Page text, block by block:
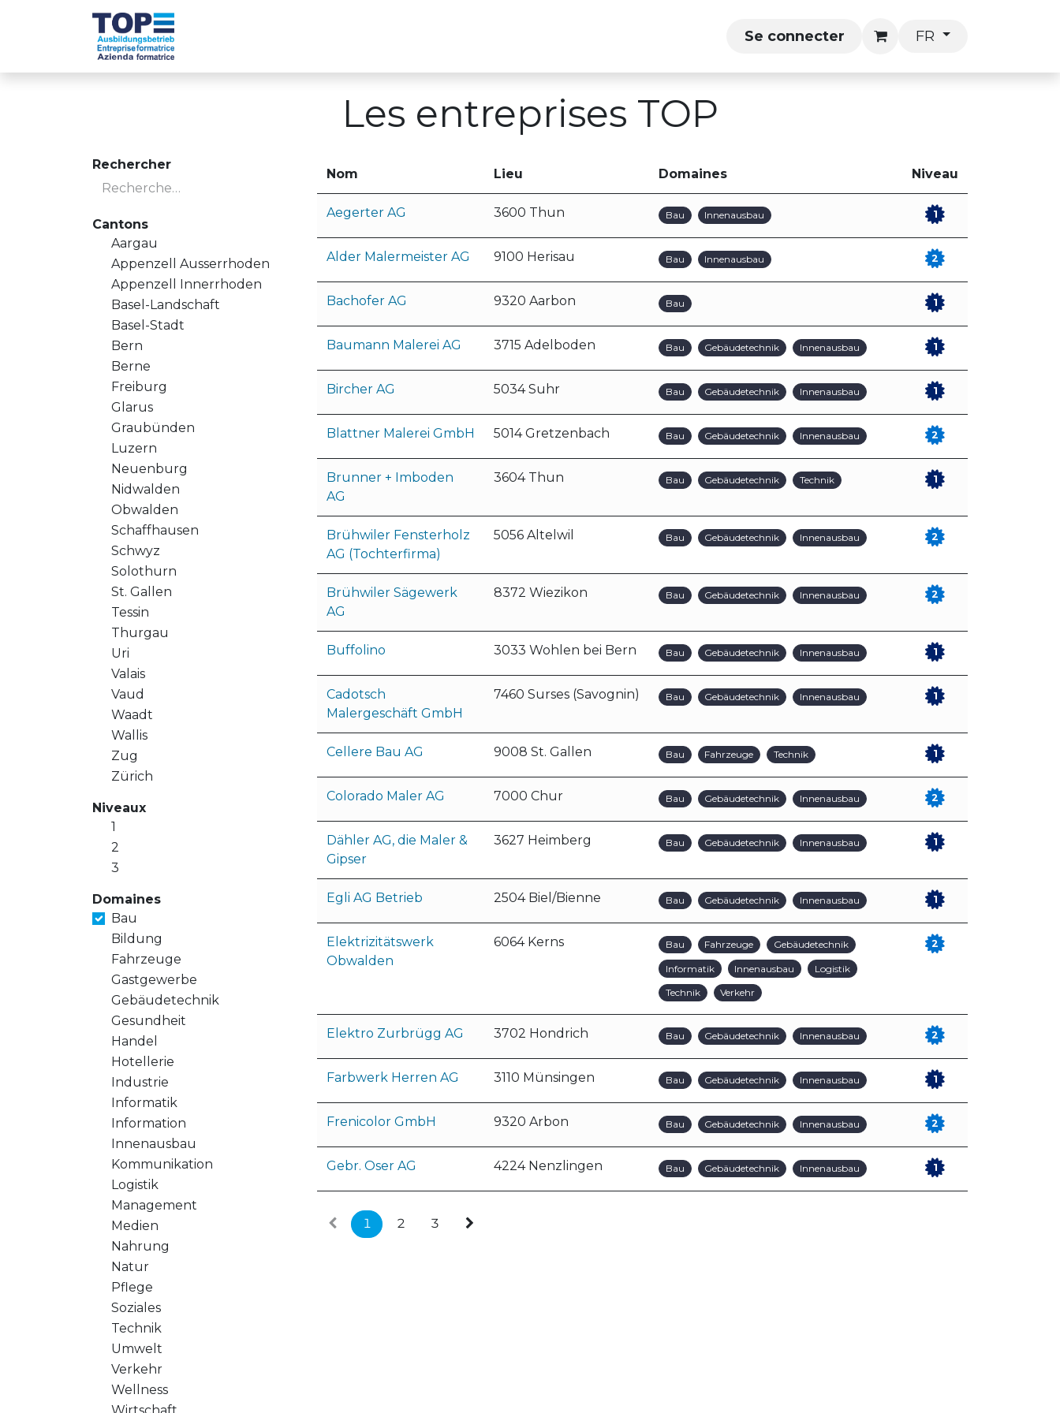
Les entreprises TOP Se connecter FR
Les entreprises TOP
Rechercher
Cantons
Aargau
Appenzell Ausserrhoden
Appenzell Innerrhoden
Basel-Landschaft
Basel-Stadt
Bern
Berne
Freiburg
Glarus
Graubünden
Luzern
Neuenburg
Nidwalden
Obwalden
Schaffhausen
Schwyz
Solothurn
St. Gallen
Tessin
Thurgau
Uri
Valais
Vaud
Waadt
Wallis
Zug
Zürich
Niveaux
1
2
3
Domaines
Bau
Bildung
Fahrzeuge
Gastgewerbe
Gebäudetechnik
Gesundheit
Handel
Hotellerie
Industrie
Informatik
Information
Innenausbau
Kommunikation
Logistik
Management
Medien
Nahrung
Natur
Pflege
Soziales
Technik
Umwelt
Verkehr
Wellness
Nom Lieu Domaines Niveau
Aegerter AG 3600 Thun Bau Innenausbau 1
Alder Malermeister AG 9100 Herisau Bau Innenausbau 2
Bachofer AG 9320 Aarbon Bau 1
Baumann Malerei AG 3715 Adelboden Bau Gebäudetechnik Innenausbau 1
Bircher AG 5034 Suhr Bau Gebäudetechnik Innenausbau 1
Blattner Malerei GmbH 5014 Gretzenbach Bau Gebäudetechnik Innenausbau 2
Brunner + Imboden
AG
3604 Thun Bau Gebäudetechnik Technik 1
Brühwiler Fensterholz
AG (Tochterfirma)
5056 Altelwil Bau Gebäudetechnik Innenausbau 2
Brühwiler Sägewerk
AG
8372 Wiezikon Bau Gebäudetechnik Innenausbau 2
Buffolino 3033 Wohlen bei Bern Bau Gebäudetechnik Innenausbau 1
Cadotsch
Malergeschäft GmbH
7460 Surses (Savognin) Bau Gebäudetechnik Innenausbau 1
Cellere Bau AG 9008 St. Gallen Bau Fahrzeuge Technik 1
Colorado Maler AG 7000 Chur Bau Gebäudetechnik Innenausbau 2
Dähler AG, die Maler &
Gipser
3627 Heimberg Bau Gebäudetechnik Innenausbau 1
Egli AG Betrieb 2504 Biel/Bienne Bau Gebäudetechnik Innenausbau 1
Elektrizitätswerk
Obwalden
6064 Kerns Bau Fahrzeuge Gebäudetechnik
Informatik Innenausbau Logistik
Technik Verkehr
2
Elektro Zurbrügg AG 3702 Hondrich Bau Gebäudetechnik Innenausbau 2
Farbwerk Herren AG 3110 Münsingen Bau Gebäudetechnik Innenausbau 1
Frenicolor GmbH 9320 Arbon Bau Gebäudetechnik Innenausbau 2
Gebr. Oser AG 4224 Nenzlingen Bau Gebäudetechnik Innenausbau 1
1 2 3